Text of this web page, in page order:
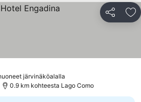
Jaa
järvinäköalalla
0.9 km kohteesta Lago Como